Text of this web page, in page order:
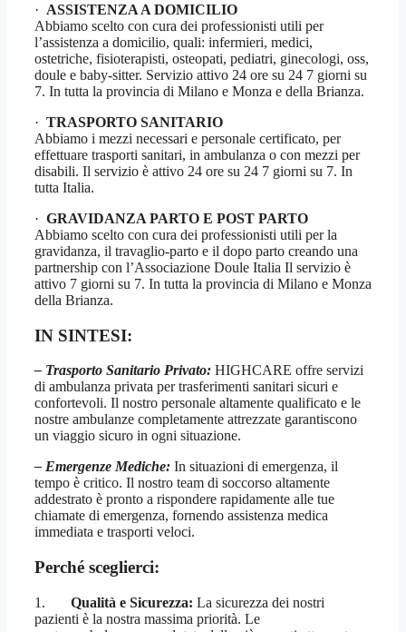
· ASSISTENZA A DOMICILIO
Abbiamo scelto con cura dei professionisti utili per
l’assistenza a domicilio, quali: infermieri, medici,
ostetriche, fisioterapisti, osteopati, pediatri, ginecologi, oss,
doule e baby-sitter. Servizio attivo 24 ore su 24 7 giorni su
7. In tutta la provincia di Milano e Monza e della Brianza.
· TRASPORTO SANITARIO
Abbiamo i mezzi necessari e personale certificato, per
effettuare trasporti sanitari, in ambulanza o con mezzi per
disabili. Il servizio è attivo 24 ore su 24 7 giorni su 7. In
tutta Italia.
· GRAVIDANZA PARTO E POST PARTO
Abbiamo scelto con cura dei professionisti utili per la
gravidanza, il travaglio-parto e il dopo parto creando una
partnership con l’Associazione Doule Italia Il servizio è
attivo 7 giorni su 7. In tutta la provincia di Milano e Monza
della Brianza.
IN SINTESI:
– Trasporto Sanitario Privato: HIGHCARE offre servizi
di ambulanza privata per trasferimenti sanitari sicuri e
confortevoli. Il nostro personale altamente qualificato e le
nostre ambulanze completamente attrezzate garantiscono
un viaggio sicuro in ogni situazione.
– Emergenze Mediche: In situazioni di emergenza, il
tempo è critico. Il nostro team di soccorso altamente
addestrato è pronto a rispondere rapidamente alle tue
chiamate di emergenza, fornendo assistenza medica
immediata e trasporti veloci.
Perché sceglierci:
1. Qualità e Sicurezza: La sicurezza dei nostri
pazienti è la nostra massima priorità. Le